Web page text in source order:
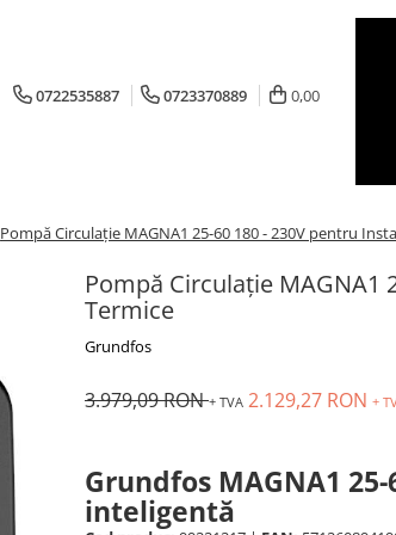
0722535887 0723370889 0,00
Pompă Circulație MAGNA1 25-60 180 - 230V pentru
Pompă Circulație MAGNA1
Termice
Grundfos
3.979,09 RON+ TVA 2.129,27 RON +
Grundfos MAGNA1
inteligentă